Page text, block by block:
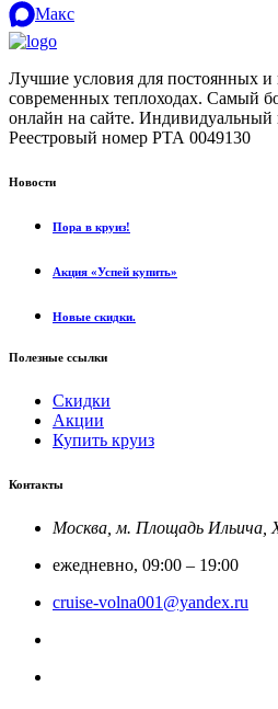
Макс
Лучшие условия для постоянных и
современных теплоходах. Самый
онлайн на сайте. Индивидуальный
Реестровый номер РТА 0049130
Новости
Пора в круиз!
Акция «Успей купить»
Новые скидки.
Полезные ссылки
Скидки
Акции
Купить круиз
Контакты
Москва, м. Площадь Ильича,
ежедневно, 09:00 – 19:00
cruise-volna001@yandex.ru